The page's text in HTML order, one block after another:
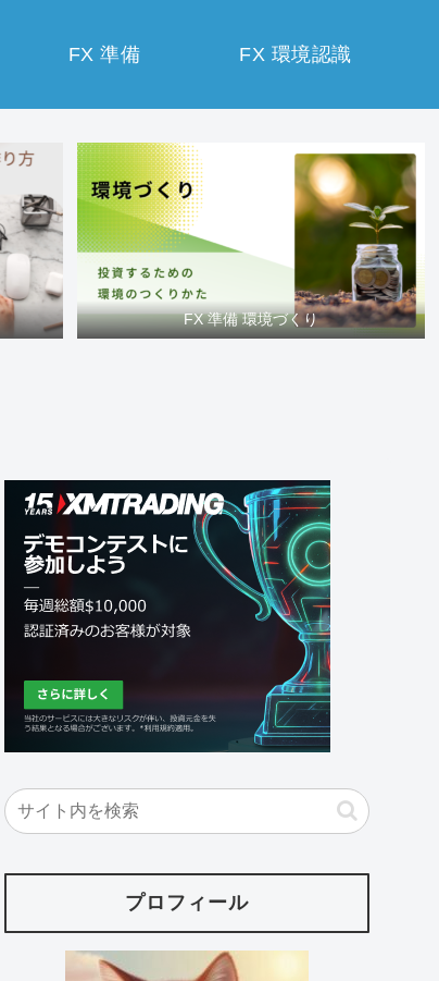
FX 準備 FX 環境認識
FX 準備 環境づくり
プロフィール